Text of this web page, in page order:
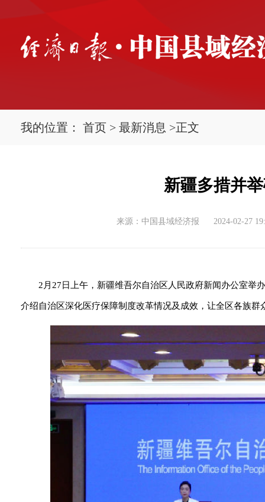
我的位置： 首页 > 最新消息 >正文
新疆多措并
来源：中国县域经济报 2024-02-27
2月27日上午，新疆维吾尔自治区人民政府新闻办公室举
介绍自治区深化医疗保障制度改革情况及成效，让全区各族